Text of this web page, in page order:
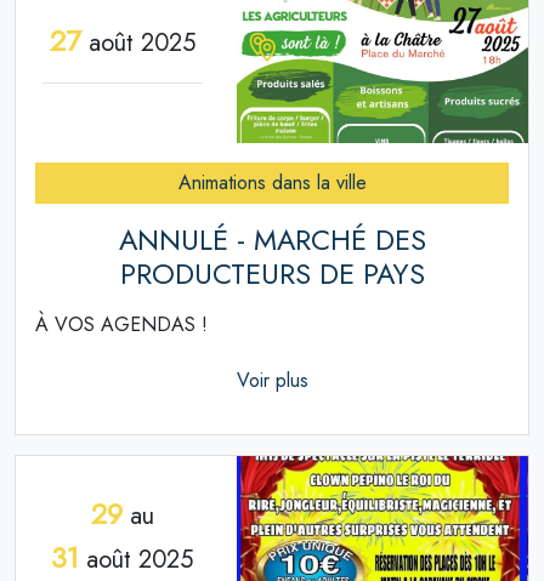
27août 2025
Animations dans la ville
ANNULÉ - MARCHÉ DES
PRODUCTEURS DE PAYS
À VOS AGENDAS !
Voir plus
29au
31 août 2025